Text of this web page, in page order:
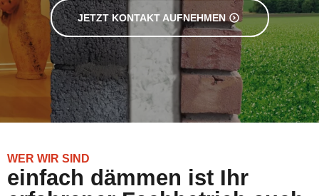
JETZT KONTAKT AUFNEHMEN
WER WIR SIND
einfach dämmen ist Ihr